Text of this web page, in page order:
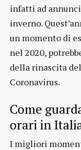
infatti ad
inverno.
un momento di
nel 2020,
della rinascita
Coronavirus.
Come
orari in
I migliori